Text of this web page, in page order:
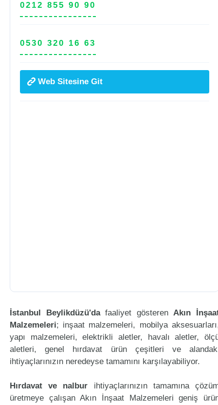
0212 855 90 90
0530 320 16 63
Web Sitesine Git
İstanbul Beylikdüzü'dafaaliyet gösterenAkın
Malzemeleri; inşaat malzemeleri, mobilya
yapı malzemeleri, elektrikli aletler, havalı aletler,
aletleri, genel hırdavat ürün çeşitleri ve
ihtiyaçlarınızın neredeyse tamamını karşılayabiliyor.
Hırdavat ve nalbur ihtiyaçlarınızın tamamına
üretmeye çalışan Akın İnşaat Malzemeleri geniş